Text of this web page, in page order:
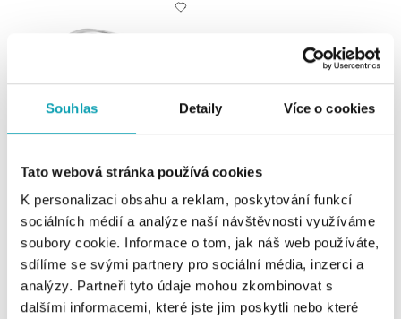
Souhlas Detaily Více o cookies
Tato webová stránka používá cookies
K personalizaci obsahu a reklam, poskytování funkcí
sociálních médií a analýze naší návštěvnosti využíváme
soubory cookie. Informace o tom, jak náš web používáte,
sdílíme se svými partnery pro sociální média, inzerci a
analýzy. Partneři tyto údaje mohou zkombinovat s
dalšími informacemi, které jste jim poskytli nebo které
ALO
Prsten s akvamarínem a safíry
Akvamarine Beauty
od 157 208 Kč